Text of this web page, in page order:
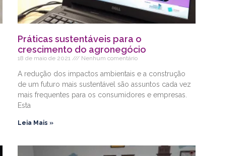
Práticas sustentáveis para o
crescimento do agronegócio
18 de maio de 2021 Nenhum comentário
A redução dos impactos ambientais e a construção
de um futuro mais sustentável são assuntos cada vez
mais frequentes para os consumidores e empresas.
Esta
Leia Mais »